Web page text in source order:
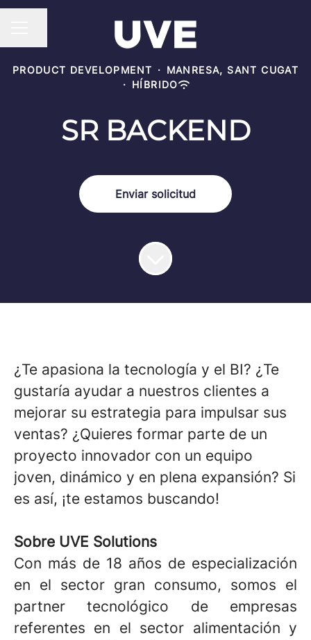
Compartir página
PRODUCT DEVELOPMENT · MANRESA, SANT CUGAT
· HÍBRIDO
SR BACKEND
Enviar solicitud
¿Te apasiona la tecnología y el BI? ¿Te
gustaría ayudar a nuestros clientes a
mejorar su estrategia para impulsar sus
ventas? ¿Quieres formar parte de un
proyecto innovador con un equipo
joven, dinámico y en plena expansión? Si
es así, ¡te estamos buscando!
Sobre UVE Solutions
Con más de 18 años de especialización
en el sector gran consumo, somos el
partner tecnológico de empresas
referentes en el sector alimentación y